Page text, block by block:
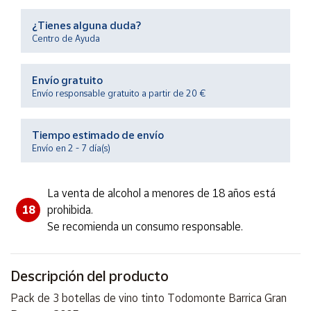
Productos
Solidarios
Ayuda
Centro
Contacto
Mapa de
vendedores
Hazte
vendedor
¿Tienes alguna duda?
Centro de Ayuda
Envío gratuito
Envío responsable gratuito a partir de 20 €
Tiempo estimado de envío
Envío en 2 - 7 día(s)
18
La venta de alcohol a menores de 18 años está
prohibida.
Se recomienda un consumo responsable.
Descripción del producto
Pack de 3 botellas de vino tinto Todomonte Barrica Gran